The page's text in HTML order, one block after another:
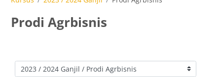
Prodi Agrbisnis
Kategori kursus